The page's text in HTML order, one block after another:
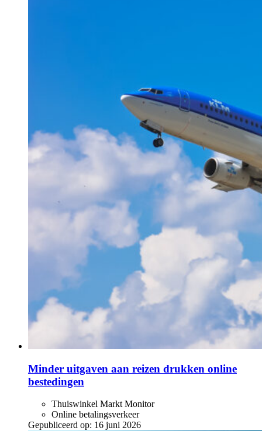
Minder uitgaven aan reizen drukken online
bestedingen
Thuiswinkel Markt Monitor
Online betalingsverkeer
Gepubliceerd op: 16 juni 2026